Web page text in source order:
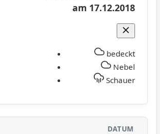
am 17.12.2018
bedeckt
Nebel
Schauer